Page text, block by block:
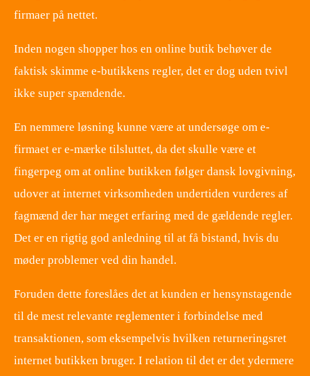
firmaer på nettet.
Inden nogen shopper hos en online butik behøver de
faktisk skimme e-butikkens regler, det er dog uden tvivl
ikke super spændende.
En nemmere løsning kunne være at undersøge om e-
firmaet er e-mærke tilsluttet, da det skulle være et
fingerpeg om at online butikken følger dansk lovgivning,
udover at internet virksomheden undertiden vurderes af
fagmænd der har meget erfaring med de gældende regler.
Det er en rigtig god anledning til at få bistand, hvis du
møder problemer ved din handel.
Foruden dette foreslåes det at kunden er hensynstagende
til de mest relevante reglementer i forbindelse med
transaktionen, som eksempelvis hvilken returneringsret
internet butikken bruger. I relation til det er det ydermere